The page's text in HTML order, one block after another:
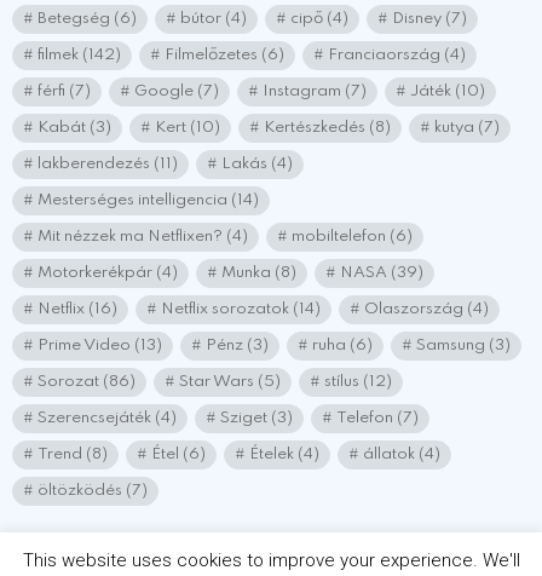
Betegség (6) bútor (4) cipő (4) Disney (7)
filmek (142) Filmelőzetes (6) Franciaország (4)
férfi (7) Google (7) Instagram (7) Játék (10)
Kabát (3) Kert (10) Kertészkedés (8) kutya (7)
lakberendezés (11) Lakás (4)
Mesterséges intelligencia (14)
Mit nézzek ma Netflixen? (4) mobiltelefon (6)
Motorkerékpár (4) Munka (8) NASA (39)
Netflix (16) Netflix sorozatok (14) Olaszország (4)
Prime Video (13) Pénz (3) ruha (6) Samsung (3)
Sorozat (86) Star Wars (5) stílus (12)
Szerencsejáték (4) Sziget (3) Telefon (7)
Trend (8) Étel (6) Ételek (4) állatok (4)
öltözködés (7)
This website uses cookies to improve your experience. We'll